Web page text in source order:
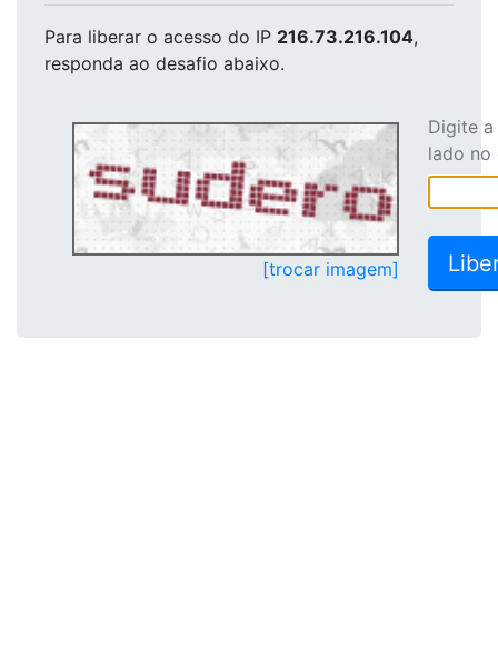
Para liberar o acesso do IP 216.73.216.104,
responda ao desafio abaixo.
[trocar imagem]
Digite
lado no